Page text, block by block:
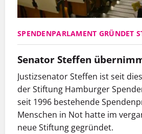
SPENDENPARLAMENT GRÜNDET
Senator Steffen
Justizsenator Steffen ist seit
der Stiftung Hamburger
seit 1996 bestehende
Menschen in Not hatte im
neue Stiftung gegründet.